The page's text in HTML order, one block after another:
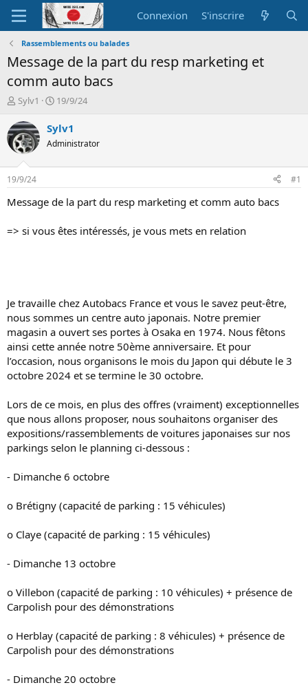
Connexion S'inscrire
Rassemblements ou balades
Message de la part du resp marketing et
comm auto bacs
A
t
e
u
r
d
e
l
i
s
i
o
n
Sylv1
D
t
e
d
é
b
19/9/24
Sylv1
Administrator
19/9/24 #1
Message de la part du resp marketing et comm auto bacs
=> si vous êtes intéressés, je vous mets en relation
Je travaille chez Autobacs France et vous le savez peut-être,
nous sommes un centre auto japonais. Notre premier
magasin a ouvert ses portes à Osaka en 1974. Nous fêtons
ainsi cette année notre 50ème anniversaire. Et pour
l’occasion, nous organisons le mois du Japon qui débute le 3
octobre 2024 et se termine le 30 octobre.
Lors de ce mois, en plus des offres (vraiment) exceptionnelles
que nous allons proposer, nous souhaitons organiser des
expositions/rassemblements de voitures japonaises sur nos
parkings selon le planning ci-dessous :
- Dimanche 6 octobre
o Brétigny (capacité de parking : 15 véhicules)
o Claye (capacité de parking : 15 véhicules)
- Dimanche 13 octobre
o Villebon (capacité de parking : 10 véhicules) + présence de
Carpolish pour des démonstrations
o Herblay (capacité de parking : 8 véhicules) + présence de
Carpolish pour des démonstrations
- Dimanche 20 octobre